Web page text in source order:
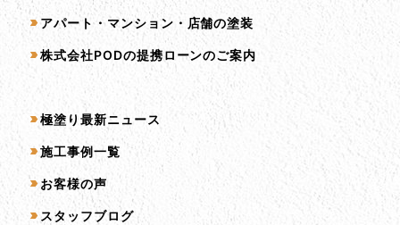
アパート・マンション・店舗の塗装
株式会社PODの提携ローンのご案内
コンテンツ一覧
極塗り最新ニュース
施工事例一覧
お客様の声
スタッフブログ